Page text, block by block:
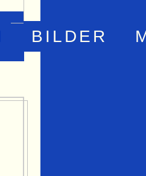
BILDER